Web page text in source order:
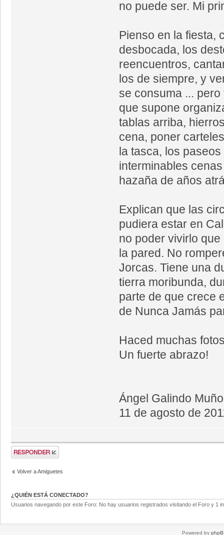
no puede ser. Mi
Pienso en la fiesta,
desbocada, los
reencuentros,
los de siempre, y
se consuma ...
que supone
tablas arriba,
cena, poner
la tasca, los
interminables
hazaña de años
Explican que las
pudiera estar en
no poder vivirlo
la pared. No
Jorcas. Tiene una
tierra moribunda,
parte de que crece
de Nunca Jamás
Haced muchas
Un fuerte abrazo!
Ángel Galindo
11 de agosto de
Volver a Amiguetes
¿QUIÉN ESTÁ CONECTADO?
Usuarios navegando por este Foro: No hay usuarios registrados visitando el Foro y 1
Powered by